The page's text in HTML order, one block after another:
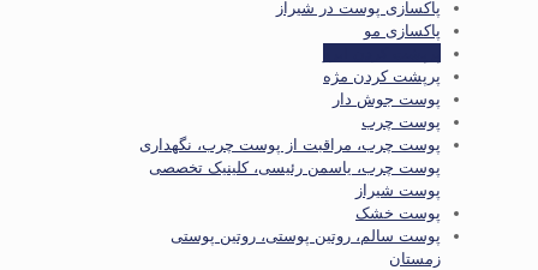
پاکسازی پوست در شیراز
پاکسازی مو
پرپشت کردن مژه
پوست جوش دار
پوست چرب
پوست چرب، مراقبت از پوست چرب، نگهداری
پوست چرب، یاسمن رئیسی، کلینیک تخصصی
پوست شیراز
پوست خشک
پوست سالم، روتین پوستی، روتین پوستی
زمستان